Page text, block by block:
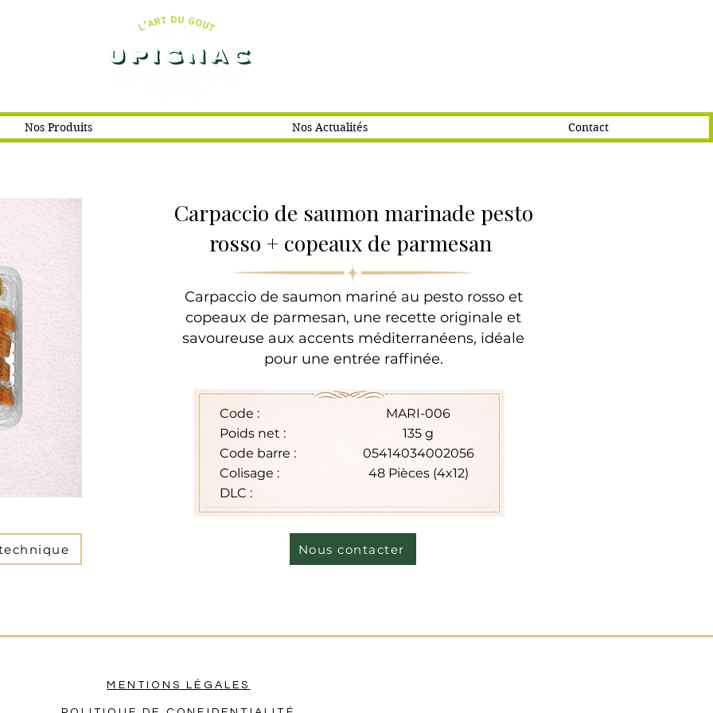
Nos Produits Nos Actualités Contact
Carpaccio de saumon marinade pesto
rosso + copeaux de parmesan
Carpaccio de saumon mariné au pesto rosso et
copeaux de parmesan, une recette originale et
savoureuse aux accents méditerranéens, idéale
pour une entrée raffinée.
Code :
Poids net :
Code barre :
Colisage :
DLC :
MARI-006
135 g
05414034002056​
48 Pièces (4x12)
Nous contacter
MENTIONS LÉGALES